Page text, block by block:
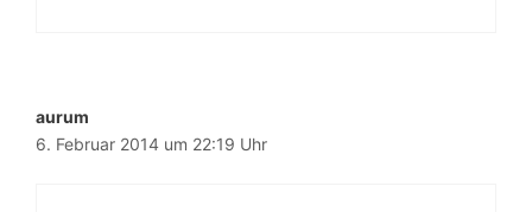
aurum
6. Februar 2014 um 22:19 Uhr